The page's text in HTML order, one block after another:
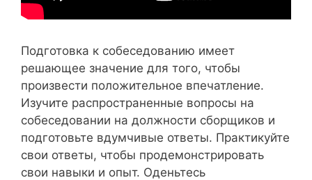
Подготовка к собеседованию имеет
решающее значение для того, чтобы
произвести положительное впечатление.
Изучите распространенные вопросы на
собеседовании на должности сборщиков и
подготовьте вдумчивые ответы. Практикуйте
свои ответы, чтобы продемонстрировать
свои навыки и опыт. Оденьтесь